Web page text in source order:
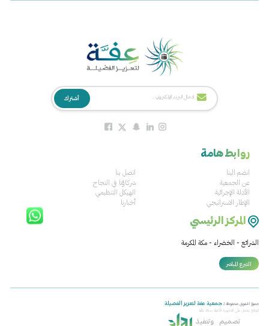
روابط هامة
انضم الينا
اتصل بنا
عن الجمعية
شركاؤنا في النجاح
الأدلة الإجرائية
الهيكل التنظيمي
الإطار الاستراتيجي
أخبارنا
المركز الرئيسي
الشرائع - الخضراء - مكة المكرمة
التبرع المباشر
جميع الحقوق محفوظة لـ جمعية عفة لتعزيز الفضيلة
الموقع يعمل على الاجهزة الكفية بدقة عالية
تصميم وتنفيذ